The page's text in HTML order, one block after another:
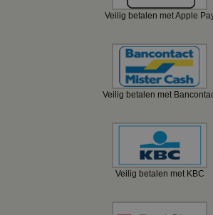
Veilig betalen met Apple
Veilig betalen met
Veilig betalen met KBC